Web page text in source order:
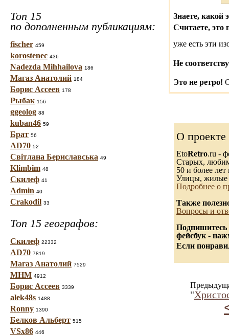
Топ 15
по дополненным публикациям:
fischer 459
korostenec 436
Nadezda Mihhailova 186
Магаз Анатолий 184
Борис Ассеев 178
Рыбак 156
ggeolog 88
kuban46 59
Брат 56
AD70 52
Світлана Бериславська 49
Klimbim 48
Скилеф 41
Admin 40
Crakodil 33
Топ 15 географов:
Скилеф 22332
AD70 7819
Магаз Анатолий 7529
МНМ 4912
Борис Ассеев 3339
alek48s 1488
Ronny 1390
Белков Альберт 515
VSx86 446
Знаете, какой
Считаете, это
уже есть эти
Не
Это не ретро!
О проекте
EtoRetro.ru -
Старых,
50 и более лет
Улицы, жилые
Подробнее о
Также
Вопросы и
Подпишитесь
фейсбук -
Если
"